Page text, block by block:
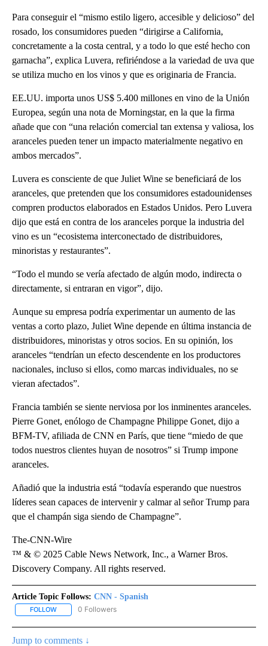
Para conseguir el “mismo estilo ligero, accesible y delicioso” del
rosado, los consumidores pueden “dirigirse a California,
concretamente a la costa central, y a todo lo que esté hecho con
garnacha”, explica Luvera, refiriéndose a la variedad de uva que
se utiliza mucho en los vinos y que es originaria de Francia.
EE.UU. importa unos US$ 5.400 millones en vino de la Unión
Europea, según una nota de Morningstar, en la que la firma
añade que con “una relación comercial tan extensa y valiosa, los
aranceles pueden tener un impacto materialmente negativo en
ambos mercados”.
Luvera es consciente de que Juliet Wine se beneficiará de los
aranceles, que pretenden que los consumidores estadounidenses
compren productos elaborados en Estados Unidos. Pero Luvera
dijo que está en contra de los aranceles porque la industria del
vino es un “ecosistema interconectado de distribuidores,
minoristas y restaurantes”.
“Todo el mundo se vería afectado de algún modo, indirecta o
directamente, si entraran en vigor”, dijo.
Aunque su empresa podría experimentar un aumento de las
ventas a corto plazo, Juliet Wine depende en última instancia de
distribuidores, minoristas y otros socios. En su opinión, los
aranceles “tendrían un efecto descendente en los productores
nacionales, incluso si ellos, como marcas individuales, no se
vieran afectados”.
Francia también se siente nerviosa por los inminentes aranceles.
Pierre Gonet, enólogo de Champagne Philippe Gonet, dijo a
BFM-TV, afiliada de CNN en París, que tiene “miedo de que
todos nuestros clientes huyan de nosotros” si Trump impone
aranceles.
Añadió que la industria está “todavía esperando que nuestros
líderes sean capaces de intervenir y calmar al señor Trump para
que el champán siga siendo de Champagne”.
The-CNN-Wire
™ & © 2025 Cable News Network, Inc., a Warner Bros.
Discovery Company. All rights reserved.
Article Topic Follows: CNN - Spanish
FOLLOW FOLLOW "CNN - SPANISH" TO RECEIVE NOTIFICATIONS ABOUT
0 Followers
Jump to comments ↓